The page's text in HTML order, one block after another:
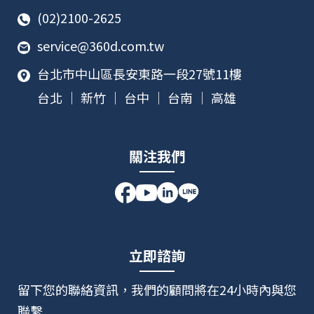
(02)2100-2625
service@360d.com.tw
台北市中山區長安東路一段27號11樓
台北 ｜ 新竹 ｜ 台中 ｜ 台南 ｜ 高雄
關注我們
立即諮詢
留下您的聯絡資訊，我們的顧問將在24小時內與您